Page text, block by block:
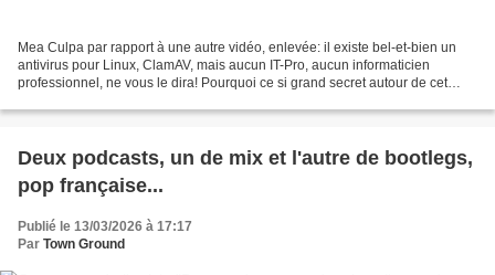
Mea Culpa par rapport à une autre vidéo, enlevée: il existe bel-et-bien un
antivirus pour Linux, ClamAV, mais aucun IT-Pro, aucun informaticien
professionnel, ne vous le dira! Pourquoi ce si grand secret autour de cet
Deux podcasts, un de mix et l'autre de bootlegs,
pop française...
Publié le 13/03/2026 à 17:17
Par Town Ground